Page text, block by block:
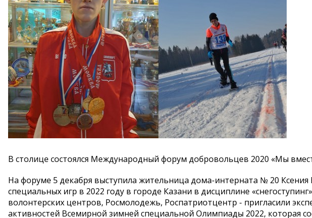
В столице состоялся Международный форум добровольцев 2020 «Мы
На форуме 5 декабря выступила жительница дома-интерната № 20
специальных игр в 2022 году в городе Казани в дисциплине
волонтерских центров, Росмолодежь, Роспатриотцентр - пригласили
активностей Всемирной зимней специальной Олимпиады 2022, которая